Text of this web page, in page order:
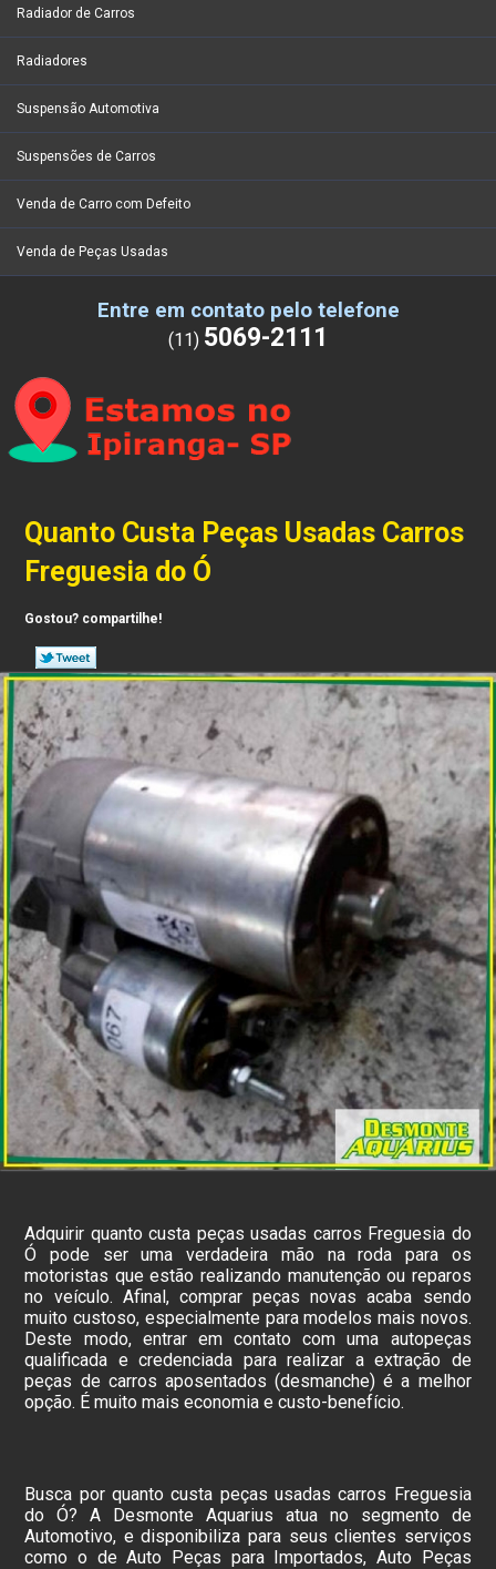
Radiador de Carros
Radiadores
Suspensão Automotiva
Suspensões de Carros
Venda de Carro com Defeito
Venda de Peças Usadas
Entre em contato pelo telefone
(11) 5069-2111
Quanto Custa Peças Usadas Carros
Freguesia do Ó
Gostou? compartilhe!
Adquirir quanto custa peças usadas carros Freguesia do
Ó pode ser uma verdadeira mão na roda para os
motoristas que estão realizando manutenção ou reparos
no veículo. Afinal, comprar peças novas acaba sendo
muito custoso, especialmente para modelos mais novos.
Deste modo, entrar em contato com uma autopeças
qualificada e credenciada para realizar a extração de
peças de carros aposentados (desmanche) é a melhor
opção. É muito mais economia e custo-benefício.
Busca por quanto custa peças usadas carros Freguesia
do Ó? A Desmonte Aquarius atua no segmento de
Automotivo, e disponibiliza para seus clientes serviços
como o de Auto Peças para Importados, Auto Peças